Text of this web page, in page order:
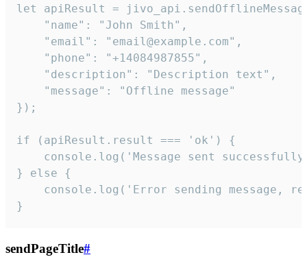
let apiResult =
    "name": "John Smith",
    "email": "email@example.com",
    "phone": "+14084987855",
    "description": "Description text",
    "message": "Offline message"
});
if (apiResult.result === 'ok') {
console.log('Message sent
} else {
console.log('Error sending message,
}
sendPageTitle#